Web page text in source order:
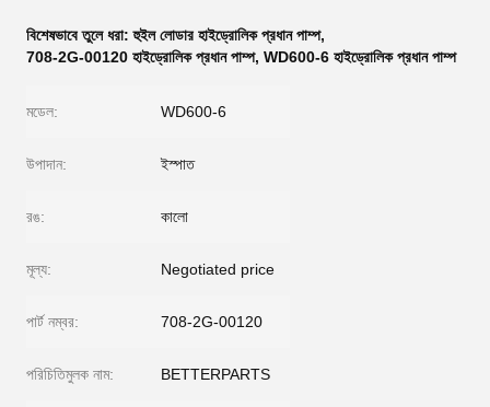
বিশেষভাবে তুলে ধরা:হুইল লোডার হাইড্রোলিক প্রধান পাম্প,
708-2G-00120 হাইড্রোলিক প্রধান পাম্প, WD600-6 হাইড্রোলিক প্রধান পাম্প
মডেল: WD600-6
উপাদান: ইস্পাত
রঙ: কালো
মূল্য: Negotiated price
পার্ট নম্বর: 708-2G-00120
পরিচিতিমুলক নাম: BETTERPARTS